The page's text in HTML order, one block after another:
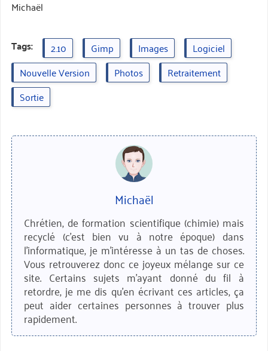
Michaël
Tags: 2.10 Gimp Images
Logiciel
Nouvelle Version
Photos
Retraitement
Sortie
Michaël
Chrétien, de formation scientifique (chimie) mais
recyclé (c'est bien vu à notre époque) dans
l'informatique, je m'intéresse à un tas de choses.
Vous retrouverez donc ce joyeux mélange sur ce
site. Certains sujets m'ayant donné du fil à
retordre, je me dis qu'en écrivant ces articles, ça
peut aider certaines personnes à trouver plus
rapidement.